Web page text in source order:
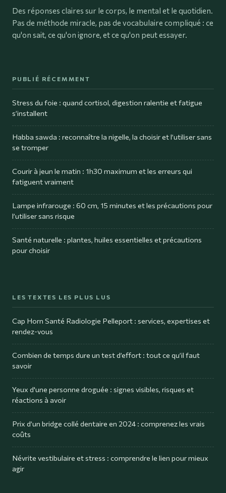
Des réponses claires sur le corps, le mental et le quotidien.
Pas de méthode miracle, pas de vocabulaire compliqué : ce
qu'on sait, ce qu'on ignore, et ce qu'on peut essayer.
PUBLIÉ RÉCEMMENT
Stress du foie : quand cortisol, digestion ralentie et fatigue
s’installent
Habba sawda : reconnaître la nigelle, la choisir et l’utiliser sans
se tromper
Courir à jeun le matin : 1h30 maximum et les erreurs qui
fatiguent vraiment
Lampe infrarouge : 60 cm, 15 minutes et les précautions pour
l’utiliser sans risque
Santé naturelle : plantes, huiles essentielles et précautions
pour choisir
LES TEXTES LES PLUS LUS
Cap Horn Santé Radiologie Pelleport : services, expertises et
rendez-vous
Combien de temps dure un test d’effort : tout ce qu’il faut
savoir
Yeux d'une personne droguée : signes visibles, risques et
réactions à avoir
Prix d’un bridge collé dentaire en 2024 : comprenez les vrais
coûts
Névrite vestibulaire et stress : comprendre le lien pour mieux
agir